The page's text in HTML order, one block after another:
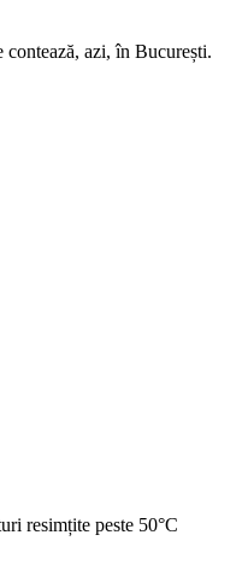
azi, în București.
resimțite peste 50°C